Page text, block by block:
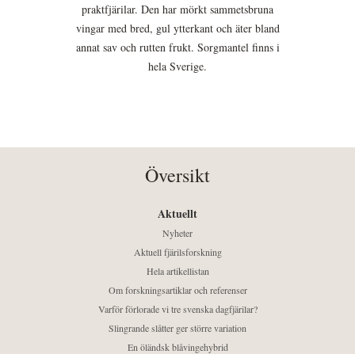
praktfjärilar. Den har mörkt sammetsbruna
vingar med bred, gul ytterkant och äter bland
annat sav och rutten frukt. Sorgmantel finns i
hela Sverige.
Översikt
Aktuellt
Nyheter
Aktuell fjärilsforskning
Hela artikellistan
Om forskningsartiklar och referenser
Varför förlorade vi tre svenska dagfjärilar?
Slingrande slåtter ger större variation
En öländsk blåvingehybrid